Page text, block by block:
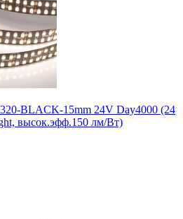
BLACK-15mm 24V Day4000 (24
высок.эфф.150 лм/Вт)